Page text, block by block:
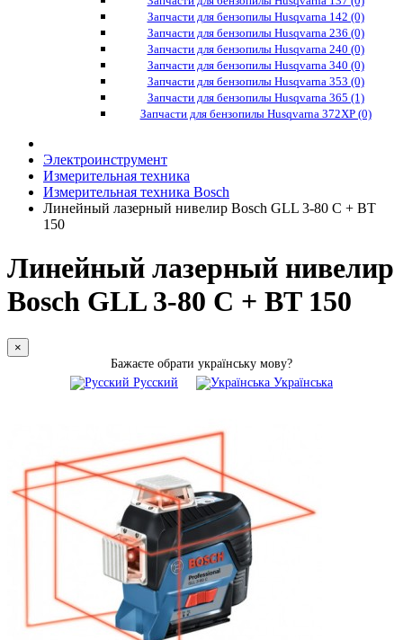
Запчасти для бензопилы Husqvarna 142 (0)
Запчасти для бензопилы Husqvarna 236 (0)
Запчасти для бензопилы Husqvarna 240 (0)
Запчасти для бензопилы Husqvarna 340 (0)
Запчасти для бензопилы Husqvarna 353 (0)
Запчасти для бензопилы Husqvarna 365 (1)
Запчасти для бензопилы Husqvarna 372XP (0)
Электроинструмент
Измерительная техника
Измерительная техника Bosch
Линейный лазерный нивелир Bosch GLL 3-80 C + BT
150
Линейный лазерный нивелир
Bosch GLL 3-80 C + BT 150
×
Бажаєте обрати українську мову?
Русский
Українська